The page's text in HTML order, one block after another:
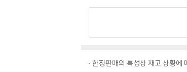
한정판매의 특성상 재고 상황에